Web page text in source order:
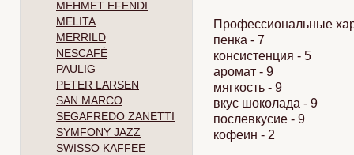
MEHMET EFENDI
MELITA
MERRILD
NESCAFÉ
PAULIG
PETER LARSEN
SAN MARCO
SEGAFREDO ZANETTI
SYMFONY JAZZ
SWISSO KAFFEE
Профессиональные
пенка - 7
консистенция - 5
аромат - 9
мягкость - 9
вкус шоколада - 9
послевкусие - 9
кофеин - 2